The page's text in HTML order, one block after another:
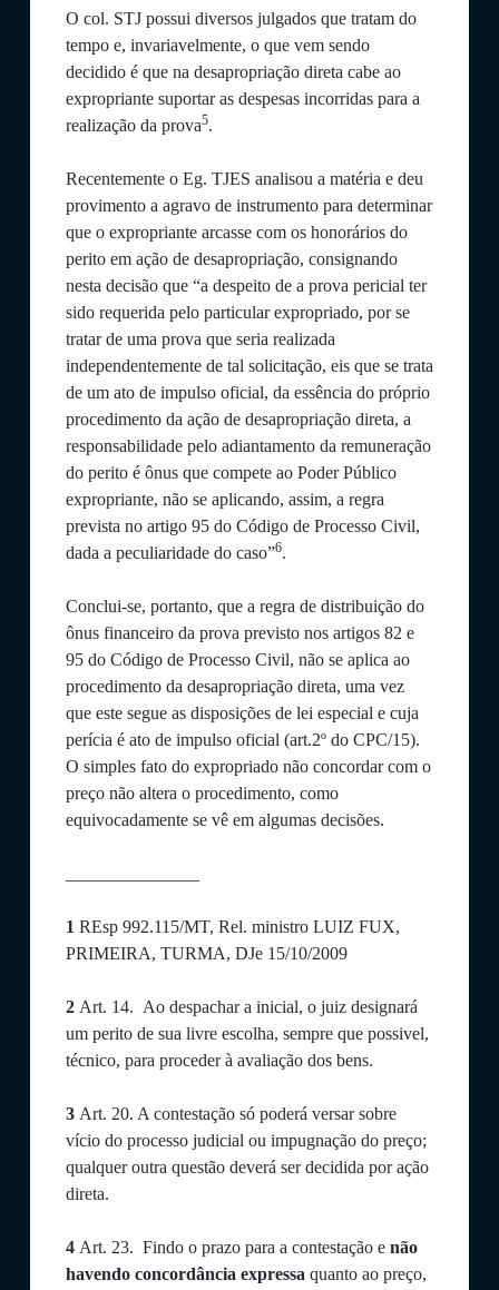
O col. STJ possui diversos julgados que tratam do
tempo e, invariavelmente, o que vem sendo
decidido é que na desapropriação direta cabe ao
expropriante suportar as despesas incorridas para a
realização da prova5.
Recentemente o Eg. TJES analisou a matéria e deu
provimento a agravo de instrumento para determinar
que o expropriante arcasse com os honorários do
perito em ação de desapropriação, consignando
nesta decisão que “a despeito de a prova pericial ter
sido requerida pelo particular expropriado, por se
tratar de uma prova que seria realizada
independentemente de tal solicitação, eis que se trata
de um ato de impulso oficial, da essência do próprio
procedimento da ação de desapropriação direta, a
responsabilidade pelo adiantamento da remuneração
do perito é ônus que compete ao Poder Público
expropriante, não se aplicando, assim, a regra
prevista no artigo 95 do Código de Processo Civil,
dada a peculiaridade do caso”6.
Conclui-se, portanto, que a regra de distribuição do
ônus financeiro da prova previsto nos artigos 82 e
95 do Código de Processo Civil, não se aplica ao
procedimento da desapropriação direta, uma vez
que este segue as disposições de lei especial e cuja
perícia é ato de impulso oficial (art.2º do CPC/15).
O simples fato do expropriado não concordar com o
preço não altera o procedimento, como
equivocadamente se vê em algumas decisões.
1 REsp 992.115/MT, Rel. ministro LUIZ FUX,
PRIMEIRA, TURMA, DJe 15/10/2009
2Art. 14. Ao despachar a inicial, o juiz designará
um perito de sua livre escolha, sempre que possivel,
técnico, para proceder à avaliação dos bens.
3Art. 20. A contestação só poderá versar sobre
vício do processo judicial ou impugnação do preço;
qualquer outra questão deverá ser decidida por ação
direta.
4Art. 23. Findo o prazo para a contestação e não
havendo concordância expressa quanto ao preço,